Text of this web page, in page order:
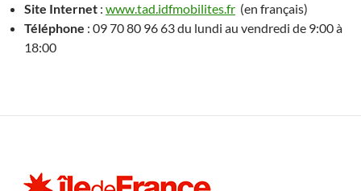
Site Internet : www.tad.idfmobilites.fr (en français)
Téléphone : 09 70 80 96 63 du lundi au vendredi de 9:00 à
18:00